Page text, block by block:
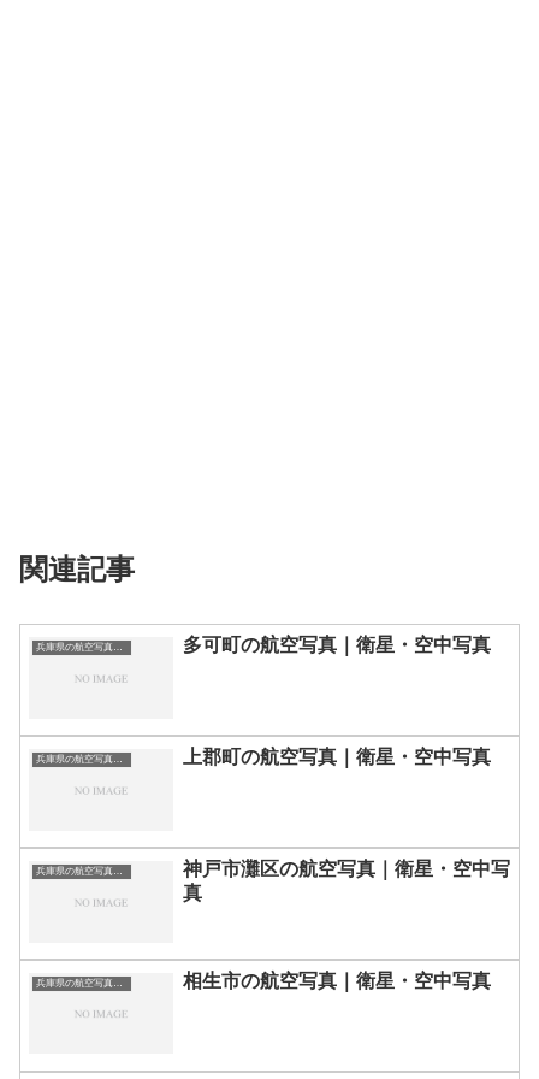
関連記事
兵庫県の航空写真・空中写真 多可町の航空写真｜衛星・空中写真
兵庫県の航空写真・空中写真 上郡町の航空写真｜衛星・空中写真
兵庫県の航空写真・空中写真
神戸市灘区の航空写真｜衛星・空中写
真
兵庫県の航空写真・空中写真 相生市の航空写真｜衛星・空中写真